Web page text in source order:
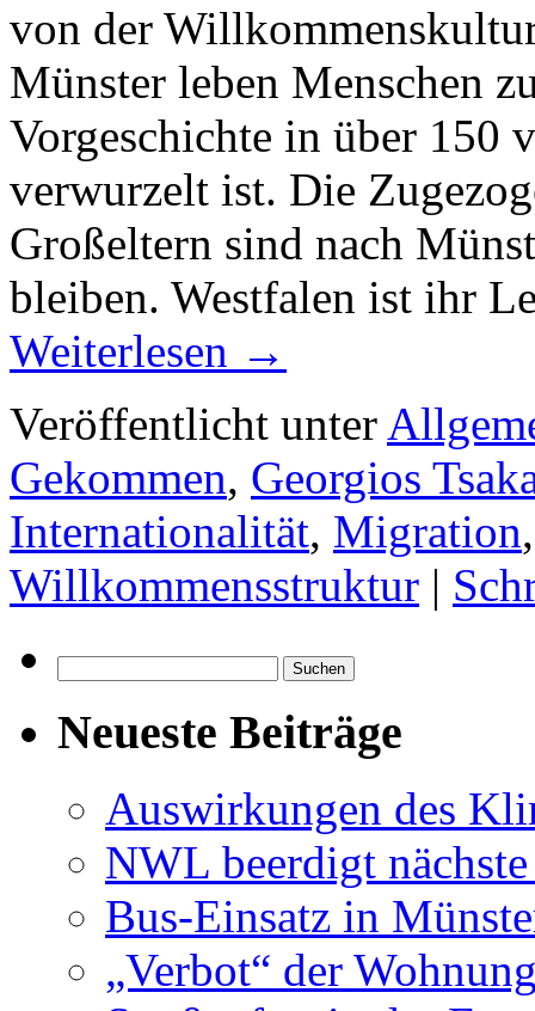
von der
Münster leben Menschen
Vorgeschichte in über 150
verwurzelt ist. Die
Großeltern sind nach
bleiben. Westfalen ist ihr
Weiterlesen →
Veröffentlicht unter
Gekommen, Georgios
Internationalität, Migration
Willkommensstruktur |
nach:
Neueste Beiträge
Auswirkungen des
NWL beerdigt
Bus-Einsatz in
„Verbot“ der